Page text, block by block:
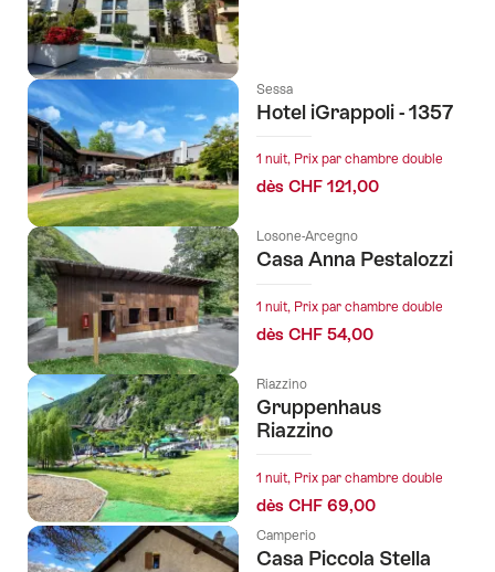
Sessa
Hotel iGrappoli - 1357
1 nuit, Prix par chambre double
dès CHF 121,00
Losone-Arcegno
Casa Anna Pestalozzi
1 nuit, Prix par chambre double
dès CHF 54,00
Riazzino
Gruppenhaus
Riazzino
1 nuit, Prix par chambre double
dès CHF 69,00
Camperio
Casa Piccola Stella